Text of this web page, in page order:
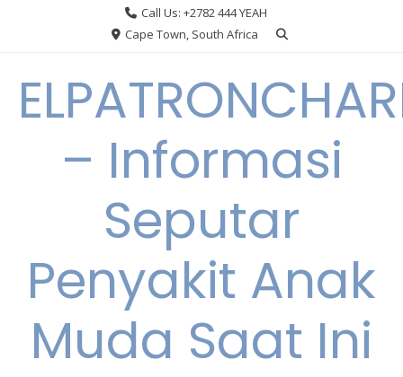
Call Us: +2782 444 YEAH
Cape Town, South Africa
– Informasi
Seputar
Penyakit Anak
Muda Saat Ini